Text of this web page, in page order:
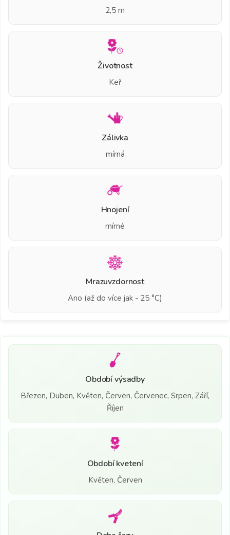
2,5 m
Životnost
Keř
Zálivka
mírná
Hnojení
mírné
Mrazuvzdornost
Ano (až do více jak - 25 °C)
Období výsadby
Březen, Duben, Květen, Červen, Červenec, Srpen, Září,
Říjen
Období kvetení
Květen, Červen